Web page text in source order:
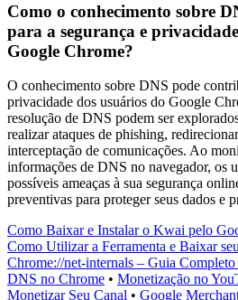
Como o conhecimento sobre
para a segurança e
Google Chrome?
O conhecimento sobre DNS pode
privacidade dos usuários do Google
resolução de DNS podem ser
realizar ataques de phishing,
interceptação de comunicações. Ao
informações de DNS no navegador, os
possíveis ameaças à sua segurança
preventivas para proteger seus dados e
Como Baixar e Instalar o Kwai pelo
Como Utilizar a Ferramenta e Baixar
Chrome://net-internals – Guia
DNS no Chrome • Monetização no
Monetizar Seu Canal • Google